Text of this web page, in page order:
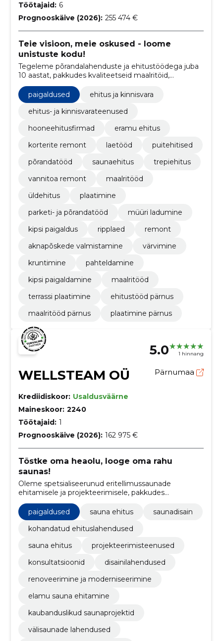
Töötajaid: 6
Prognooskäive (2026): 255 474 €
Teie visioon, meie oskused - loome
unistuste kodu!
Tegeleme põrandalahenduste ja ehitustöödega juba
10 aastat, pakkudes kvaliteetseid maalritöid,
üldehitust, plaatimist ning parketi- ja põrandatöid.
paigaldused
ehitus ja kinnisvara
ehitus- ja kinnisvarateenused
hooneehitusfirmad
eramu ehitus
korterite remont
laetööd
puitehitised
põrandatööd
saunaehitus
trepiehitus
vannitoa remont
maalritööd
üldehitus
plaatimine
parketi- ja põrandatööd
müüri ladumine
kipsi paigaldus
ripplaed
remont
aknapõskede valmistamine
värvimine
kruntimine
pahteldamine
kipsi paigaldamine
maalritööd
terrassi plaatimine
ehitustööd pärnus
maalritööd pärnus
plaatimine pärnus
5.0 1 hinnang
WELLSTEAM OÜ Pärnumaa
Krediidiskoor: Usaldusväärne
Maineskoor: 2240
Töötajaid: 1
Prognooskäive (2026): 162 975 €
Tõstke oma heaolu, looge oma rahu
saunas!
Oleme spetsialiseerunud eritellimussaunade
ehitamisele ja projekteerimisele, pakkudes
paigaldused
sauna ehitus
saunadisain
kohandatud ehituslahendused
sauna ehitus
projekteerimisteenused
konsultatsioonid
disainilahendused
renoveerimine ja moderniseerimine
elamu sauna ehitamine
kaubanduslikud saunaprojektid
välisaunade lahendused